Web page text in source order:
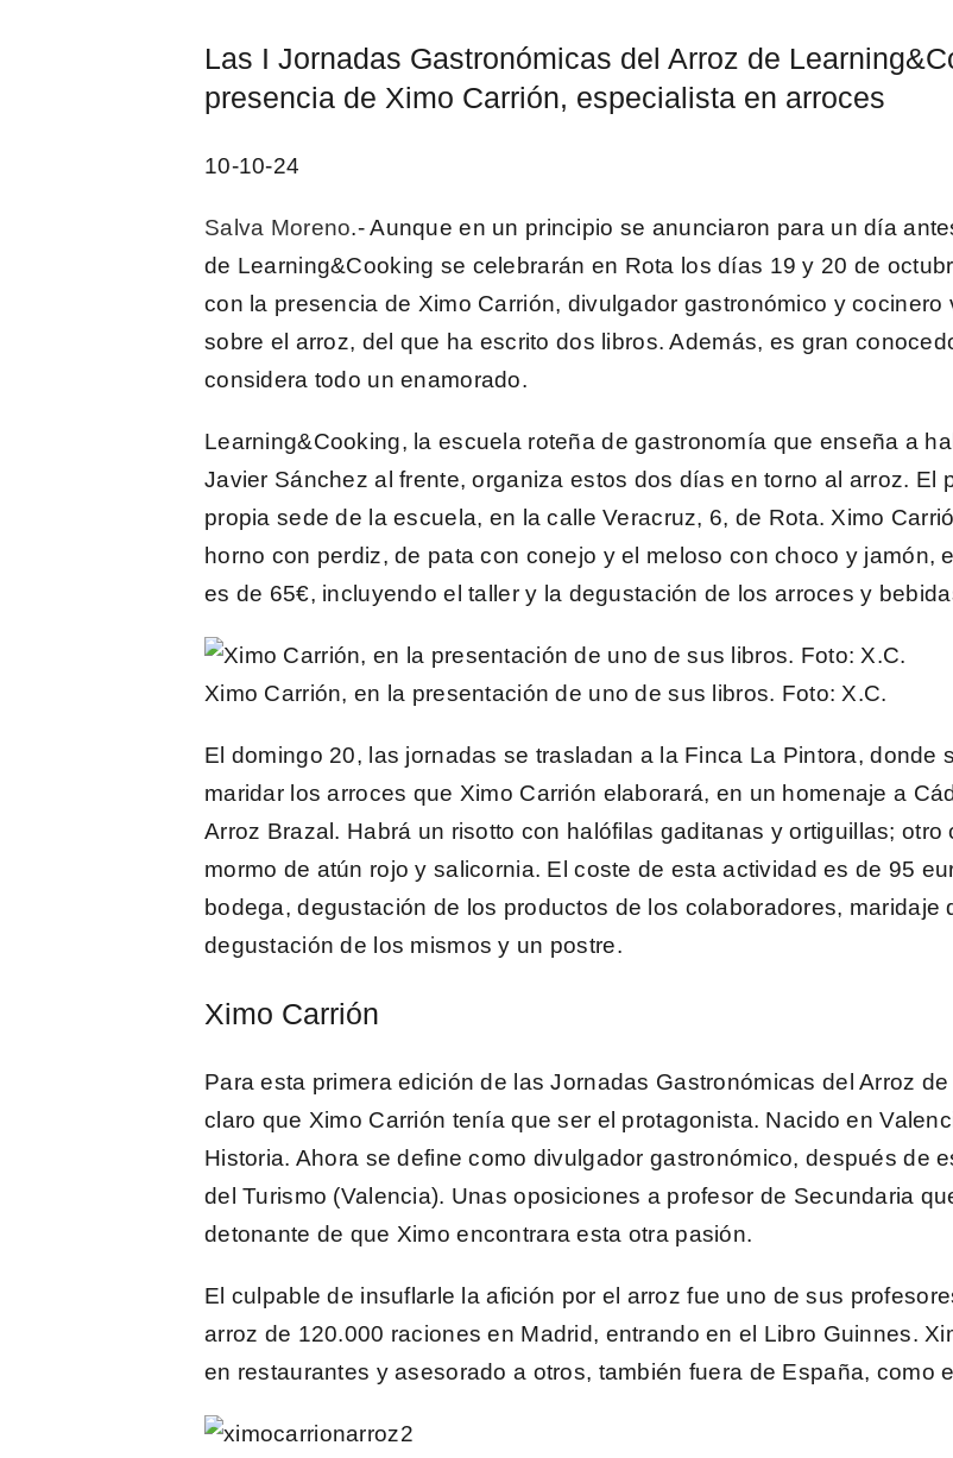
más
grande
Las I Jornadas Gastronómicas del Arroz de
presencia de Ximo Carrión, especialista en arroces
10-10-24
Salva Moreno.- Aunque en un principio se anunciaron para un día
de Learning&Cooking se celebrarán en Rota los días 19 y 20 de
con la presencia de Ximo Carrión, divulgador gastronómico y
sobre el arroz, del que ha escrito dos libros. Además, es gran
considera todo un enamorado.
Learning&Cooking, la escuela roteña de gastronomía que enseña a
Javier Sánchez al frente, organiza estos dos días en torno al arroz. El
propia sede de la escuela, en lacalle Veracruz, 6, de Rota. Ximo
horno con perdiz, de pata con conejo y el meloso con choco y jamón,
es de 65€, incluyendo el taller y la degustación de los arroces y
Ximo Carrión, en la presentación de uno de sus libros. Foto: X.C.
El domingo 20, las jornadas se trasladan a la Finca La Pintora, donde
maridar los arroces que Ximo Carrión elaborará, en un homenaje a
Arroz Brazal. Habrá un risotto con halófilas gaditanas y ortiguillas;
mormo de atún rojo y salicornia. El coste de esta actividad es de 95
bodega, degustación de los productos de los colaboradores, maridaje
degustación de los mismos y un postre.
Ximo Carrión
Para esta primera edición de lasJornadas Gastronómicas del Arroz
claro que Ximo Carrión tenía que ser el protagonista. Nacido en
Historia. Ahora se define como divulgador gastronómico, después de
del Turismo (Valencia). Unas oposiciones a profesor de Secundaria
detonante de que Ximo encontrara esta otra pasión.
El culpable de insuflarle la afición por el arroz fue uno de sus
arroz de 120.000 raciones en Madrid, entrando en el Libro Guinnes.
en restaurantes y asesorado a otros, también fuera de España, como